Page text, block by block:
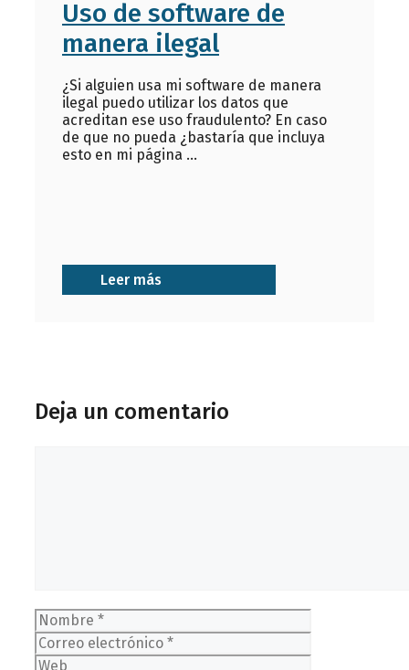
Uso de software de
manera ilegal
¿Si alguien usa mi software de manera
ilegal puedo utilizar los datos que
acreditan ese uso fraudulento? En caso
de que no pueda ¿bastaría que incluya
esto en mi página ...
Leer más
Deja un comentario
Nombre
electrónico